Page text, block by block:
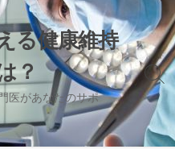
る健康維持
？
医があなたのサポ
検
索
切
り
替